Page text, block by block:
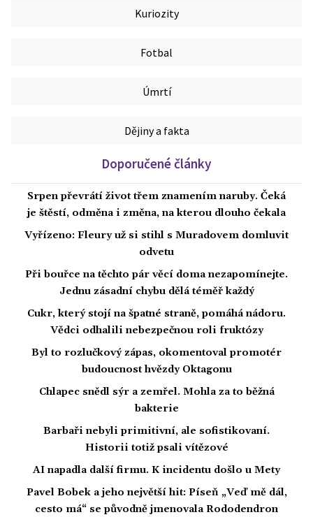
Kuriozity
Fotbal
Úmrtí
Dějiny a fakta
Doporučené články
Srpen převrátí život třem znamením naruby. Čeká
je štěstí, odměna i změna, na kterou dlouho čekala
Vyřízeno: Fleury už si stihl s Muradovem domluvit
odvetu
Při bouřce na těchto pár věcí doma nezapomínejte.
Jednu zásadní chybu dělá téměř každý
Cukr, který stojí na špatné straně, pomáhá nádoru.
Vědci odhalili nebezpečnou roli fruktózy
Byl to rozlučkový zápas, okomentoval promotér
budoucnost hvězdy Oktagonu
Chlapec snědl sýr a zemřel. Mohla za to běžná
bakterie
Barbaři nebyli primitivní, ale sofistikovaní.
Historii totiž psali vítězové
AI napadla další firmu. K incidentu došlo u Mety
Pavel Bobek a jeho největší hit: Píseň „Veď mě dál,
cesto má“ se původně jmenovala Rododendron